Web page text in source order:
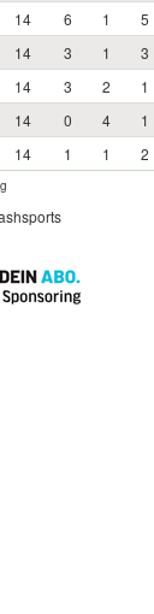
14 6 1 5
14 3 1 3
14 3 2 1
14 0 4 1
14 1 1 2